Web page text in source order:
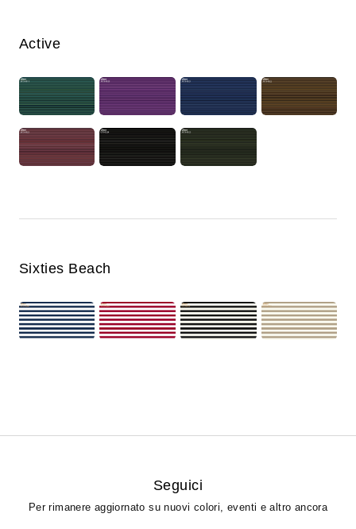
Active
Sixties Beach
Seguici
Per rimanere aggiornato su nuovi colori, eventi e altro ancora